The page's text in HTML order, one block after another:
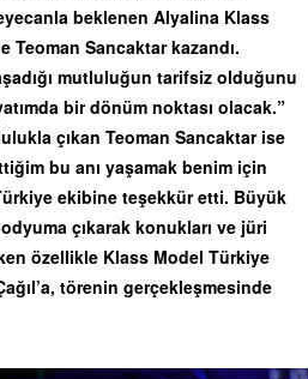
beklenen Alyalina Klass
Sancaktar kazandı.
mutluluğun tarifsiz olduğunu
bir dönüm noktası olacak.”
çıkan Teoman Sancaktar ise
bu anı yaşamak benim için
ekibine teşekkür etti. Büyük
çıkarak konukları ve jüri
özellikle Klass Model Türkiye
törenin gerçekleşmesinde